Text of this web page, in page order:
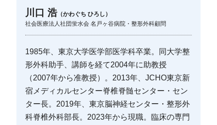
川口 浩（かわぐち ひろし）
社会医療法人社団蛍水会 名戸ヶ谷病院・整形外科顧問
1985年、東京大学医学部医学科卒業。同大学整
形外科助手、講師を経て2004年に助教授
（2007年から准教授）。2013年、JCHO東京新
宿メディカルセンター脊椎脊髄センター・セン
ター長。2019年、東京脳神経センター・整形外
科脊椎外科部長。2023年から現職。臨床の専門